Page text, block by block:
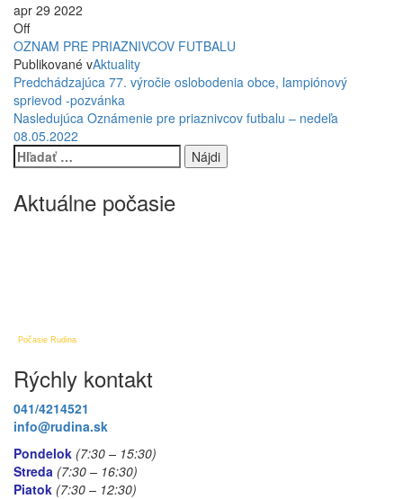
apr 29 2022
Off
OZNAM PRE PRIAZNIVCOV FUTBALU
Publikované vAktuality
Navigácia
v
článku
Predchádzajúci
príspevok
Predchádzajúca 77. výročie oslobodenia obce, lampiónový
sprievod -pozvánka
Nasledujúci
príspevok
Nasledujúca Oznámenie pre priaznivcov futbalu – nedeľa
08.05.2022
Hľadať:
Aktuálne počasie
Počasie Rudina
Rýchly kontakt
041/4214521
info@rudina.sk
Pondelok (7:30 – 15:30)
Streda (7:30 – 16:30)
Piatok (7:30 – 12:30)